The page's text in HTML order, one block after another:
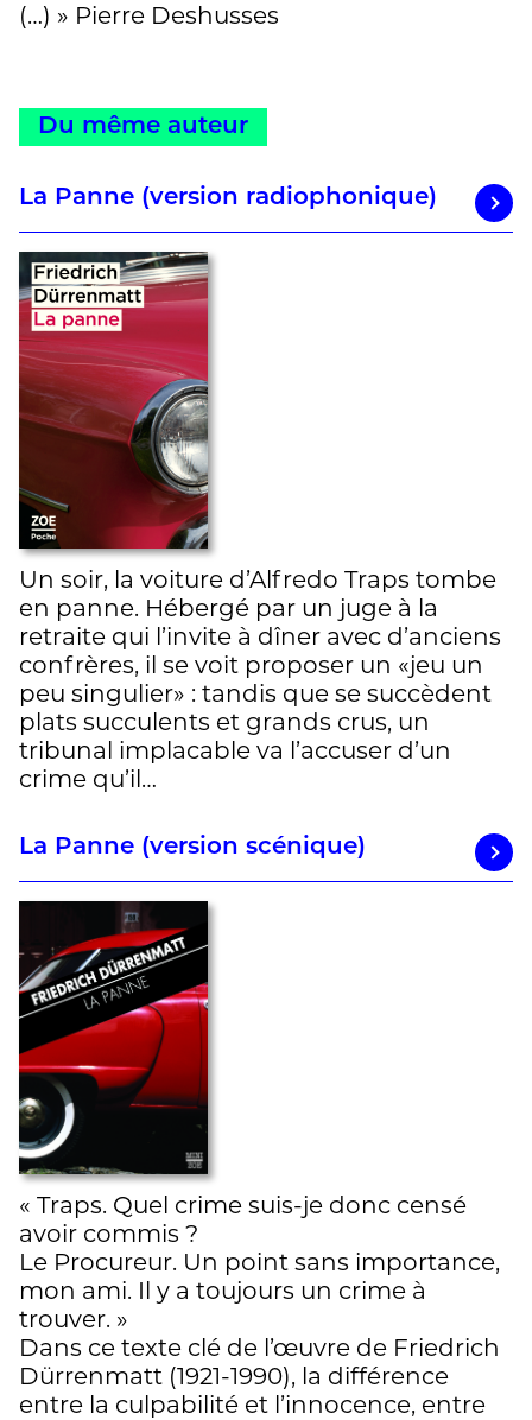
(…) » Pierre Deshusses
Du même auteur
La Panne (version radiophonique)
Un soir, la voiture d’Alfredo Traps tombe
en panne. Hébergé par un juge à la
retraite qui l’invite à dîner avec d’anciens
confrères, il se voit proposer un «jeu un
peu singulier» : tandis que se succèdent
plats succulents et grands crus, un
tribunal implacable va l’accuser d’un
crime qu’il…
La Panne (version scénique)
« Traps. Quel crime suis-je donc censé
avoir commis ?
Le Procureur. Un point sans importance,
mon ami. Il y a toujours un crime à
trouver. »
Dans ce texte clé de l’œuvre de Friedrich
Dürrenmatt (1921-1990), la différence
entre la culpabilité et l’innocence, entre